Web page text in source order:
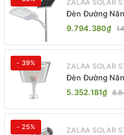
ZALAA SOLAR
Đèn Đường
Khiển MPPT
9.794.380₫
- 39% ZALAA SOLAR
Đèn Đường
ZL-BWH Cao
5.352.181₫
- 25% ZALAA SOLAR